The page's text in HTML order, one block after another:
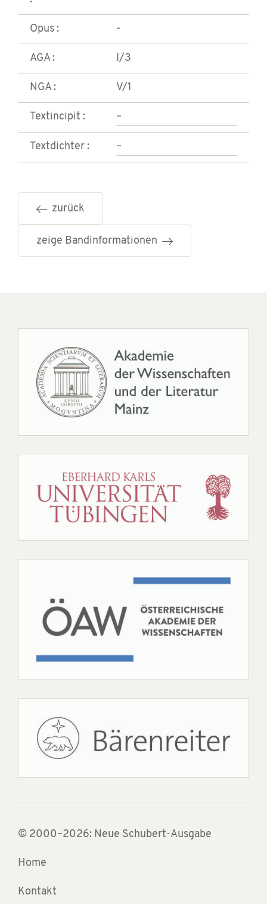
Opus : -
AGA : I/3
NGA : V/1
Textincipit : –
Textdichter : –
zurück
zeige Bandinformationen
© 2000–2026: Neue Schubert-Ausgabe
Home
Kontakt